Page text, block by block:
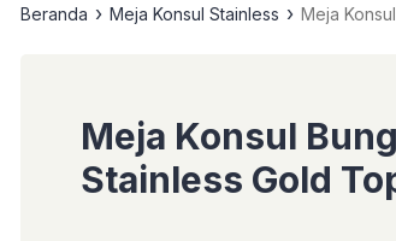
Beranda › Meja Konsul Stainless › Meja
Meja Konsul
Stainless Gold